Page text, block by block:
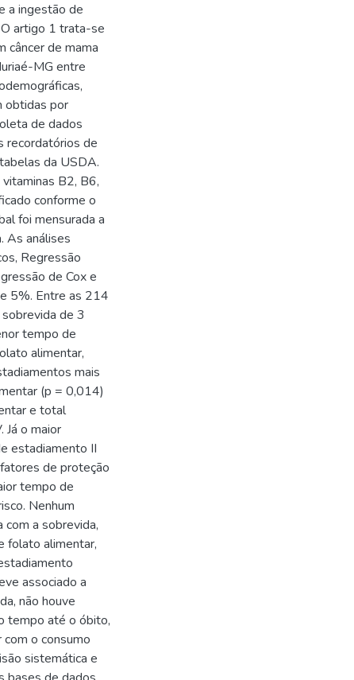
a ingestão de
artigo 1 trata-se
câncer de mama
MG entre
obtidas por
de dados
recordatórios de
da USDA.
B2, B6,
conforme o
foi mensurada a
As análises
Regressão
de Cox e
5%. Entre as 214
de 3
tempo de
alimentar,
mais
(p = 0,014)
e total
Já o maior
estadiamento II
de proteção
tempo de
Nenhum
a sobrevida,
folato alimentar,
associado a
não houve
tempo até o óbito,
o consumo
sistemática e